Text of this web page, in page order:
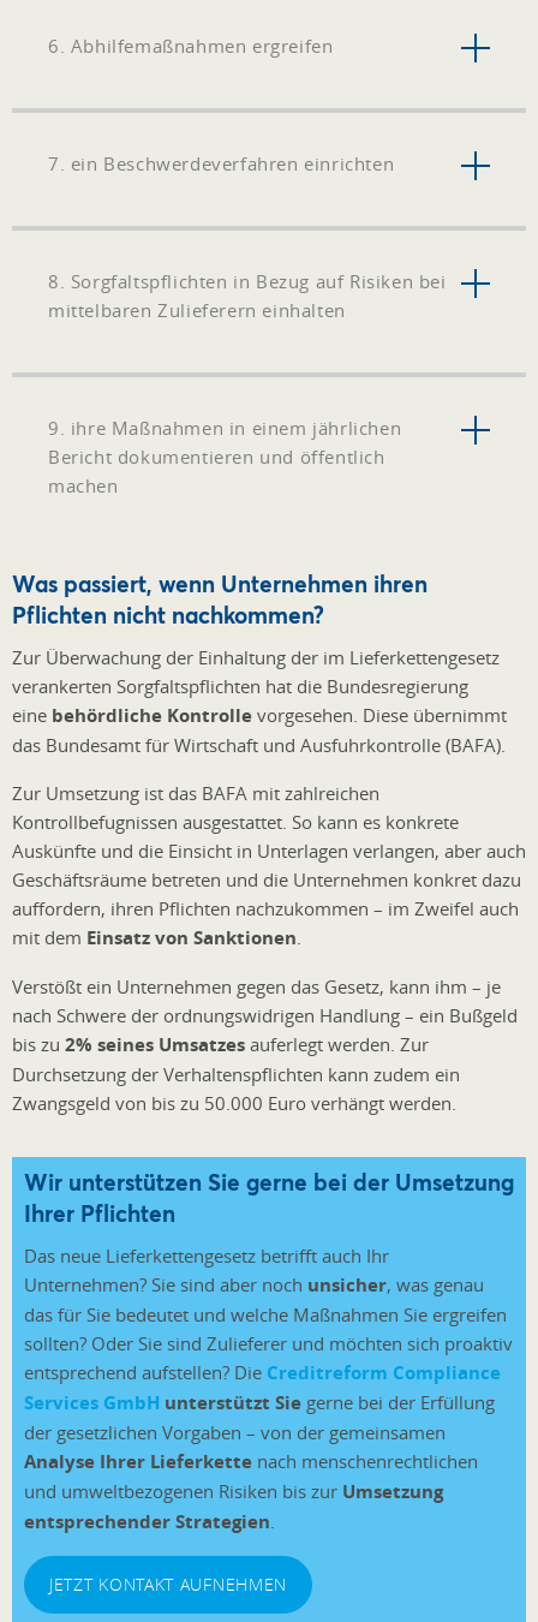
6. Abhilfemaßnahmen ergreifen
7. ein Beschwerdeverfahren einrichten
8. Sorgfaltspflichten in Bezug auf Risiken bei
mittelbaren Zulieferern einhalten
9. ihre Maßnahmen in einem jährlichen
Bericht dokumentieren und öffentlich
machen
Was passiert, wenn Unternehmen ihren
Pflichten nicht nachkommen?
Zur Überwachung der Einhaltung der im Lieferkettengesetz
verankerten Sorgfaltspflichten hat die Bundesregierung
eine behördliche Kontrolle vorgesehen. Diese übernimmt
das Bundesamt für Wirtschaft und Ausfuhrkontrolle (BAFA).
Zur Umsetzung ist das BAFA mit zahlreichen
Kontrollbefugnissen ausgestattet. So kann es konkrete
Auskünfte und die Einsicht in Unterlagen verlangen, aber auch
Geschäftsräume betreten und die Unternehmen konkret dazu
auffordern, ihren Pflichten nachzukommen – im Zweifel auch
mit dem Einsatz von Sanktionen.
Verstößt ein Unternehmen gegen das Gesetz, kann ihm – je
nach Schwere der ordnungswidrigen Handlung – ein Bußgeld
bis zu 2% seines Umsatzes auferlegt werden. Zur
Durchsetzung der Verhaltenspflichten kann zudem ein
Zwangsgeld von bis zu 50.000 Euro verhängt werden.
Wir unterstützen Sie gerne bei der Umsetzung
Ihrer Pflichten
Das neue Lieferkettengesetz betrifft auch Ihr
Unternehmen? Sie sind aber noch unsicher, was genau
das für Sie bedeutet und welche Maßnahmen Sie ergreifen
sollten? Oder Sie sind Zulieferer und möchten sich proaktiv
entsprechend aufstellen? Die Creditreform Compliance
Services GmbH unterstützt Sie gerne bei der Erfüllung
der gesetzlichen Vorgaben – von der gemeinsamen
Analyse Ihrer Lieferkette nach menschenrechtlichen
und umweltbezogenen Risiken bis zur Umsetzung
entsprechender Strategien.
JETZT KONTAKT AUFNEHMEN